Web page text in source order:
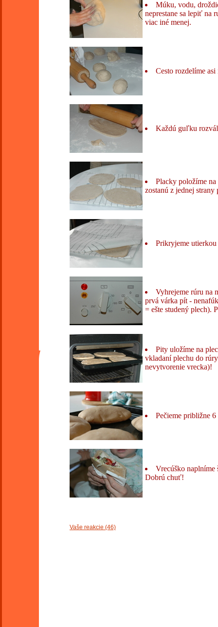
Múku, vodu,
neprestane sa lepiť na
viac iné menej.
Cesto rozdelíme
Každú guľku
Placky položíme
zostanú z jednej strany
Prikryjeme
Vyhrejeme rúru na
prvá várka pít -
= ešte studený plech).
Pity uložíme na
vkladaní plechu do
nevytvorenie vrecka)!
Pečieme približne
Vrecúško
Dobrú chuť!
Vaše reakcie (46)